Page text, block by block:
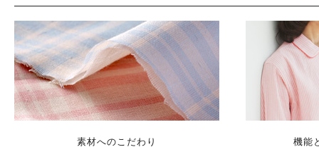
素材へのこだわり 機能